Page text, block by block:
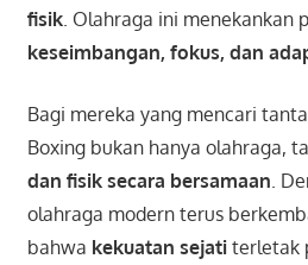
fisik. Olahraga ini menekankan
keseimbangan, fokus, dan
Bagi mereka yang mencari
Boxing bukan hanya olahraga,
dan fisik secara bersamaan .
olahraga modern terus
bahwa kekuatan sejatiterletak